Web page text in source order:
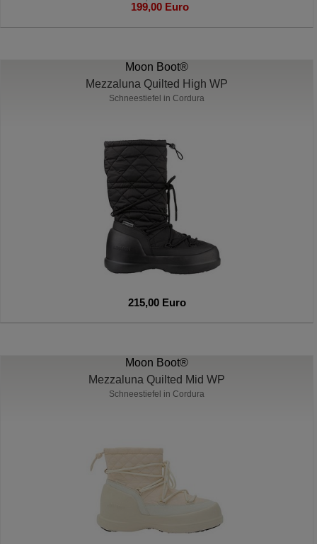
199,00 Euro
Moon Boot®
Mezzaluna Quilted High WP
Schneestiefel in Cordura
215,00 Euro
Moon Boot®
Mezzaluna Quilted Mid WP
Schneestiefel in Cordura